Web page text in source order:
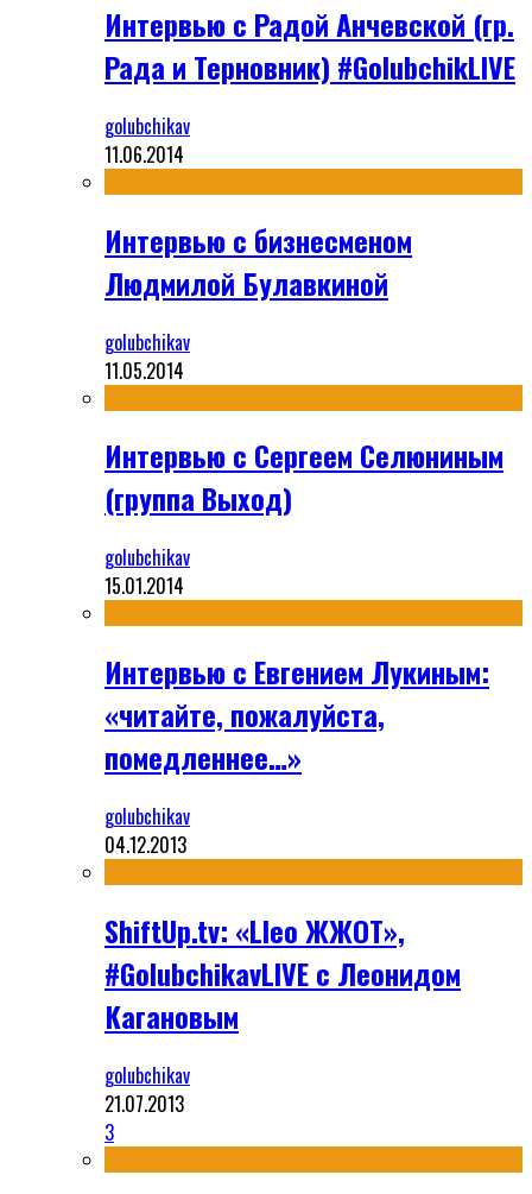
Интервью с Радой Анчевской (гр.
Рада и Терновник) #GolubchikLIVE
golubchikav
11.06.2014
Интервью с бизнесменом
Людмилой Булавкиной
golubchikav
11.05.2014
Интервью с Сергеем Селюниным
(группа Выход)
golubchikav
15.01.2014
Интервью с Евгением Лукиным:
«читайте, пожалуйста,
помедленнее…»
golubchikav
04.12.2013
ShiftUp.tv: «Lleo ЖЖОТ»,
#GolubchikavLIVE с Леонидом
Кагановым
golubchikav
21.07.2013
3